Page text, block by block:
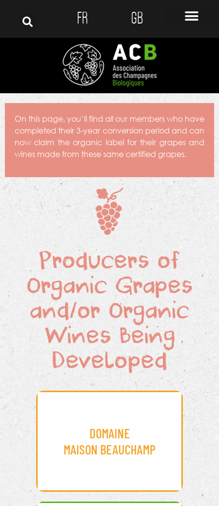
FR GB
On this page, you’ll find all our members who have
completed their 3-year conversion period and can
now claim the organic label for their grapes and
wines made from these same certified grapes.
Producers of
Organic Grapes
and/or Organic
Wines Being
Developed
DOMAINE
MAISON BEAUCHAMP